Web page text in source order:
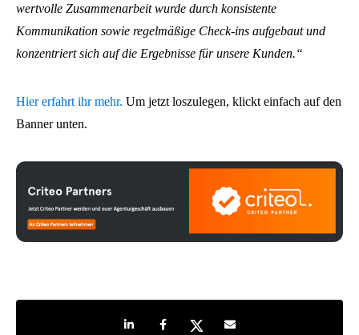
wertvolle Zusammenarbeit wurde durch konsistente
Kommunikation sowie regelmäßige Check-ins aufgebaut und
konzentriert sich auf die Ergebnisse für unsere Kunden.“
Hier erfahrt ihr mehr. Um jetzt loszulegen, klickt einfach auf den
Banner unten.
Share on LinkedIn
Share on Facebook
Share on TwitterShare by e-mail